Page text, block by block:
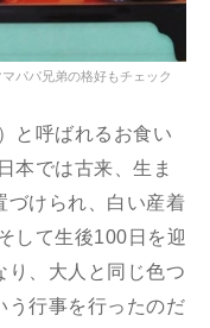
マパパ兄弟の格好もチェック
と呼ばれるお食い
本では古来、生ま
づけられ、白い産着
して生後100日を迎
り、大人と同じ色つ
う行事を行ったのだ